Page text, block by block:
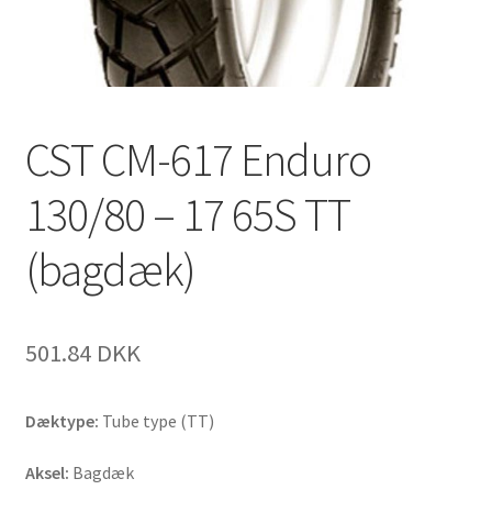
CST CM-617 Enduro
130/80 – 17 65S TT
(bagdæk)
501.84 DKK
Dæktype: Tube type (TT)
Aksel: Bagdæk